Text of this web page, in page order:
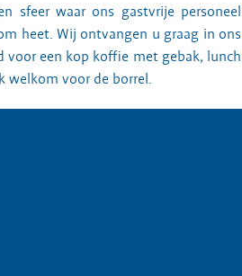
sfeer waar ons gastvrije personeel
heet. Wij ontvangen u graag in ons
voor een kop koffie met gebak, lunch
welkom voor de borrel.